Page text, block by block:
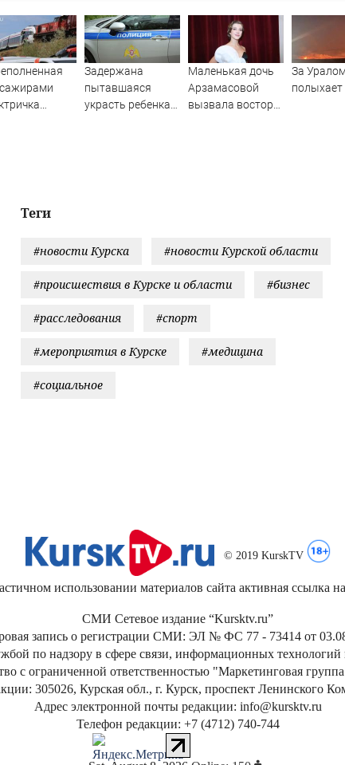
Задержана
пытавшаяся
украсть ребенка
Маленькая дочь
Арзамасовой
вызвала восторг
За
Теги
#новости Курска #новости Курской области
#происшествия в Курске и области #бизнес
#расследования #спорт
#мероприятия в Курске #медицина
#социальное
© 2019 KurskTV
использовании материалов сайта активная ссылка на
СМИ Сетевое издание “Kursktv.ru”
запись о регистрации СМИ: ЭЛ № ФС 77 - 73414 от
по надзору в сфере связи, информационных
с ограниченной ответственностью "Маркетинговая
305026, Курская обл., г. Курск, проспект Ленинского
Адрес электронной почты редакции: info@kursktv.ru
Телефон редакции: +7 (4712) 740-744